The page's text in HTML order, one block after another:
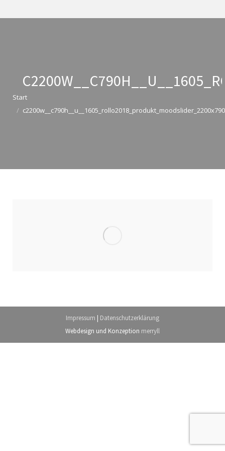
Sie befinden sich hier:
Start
Impressum | Datenschutzerklärung
Webdesign und Konzeption merryll